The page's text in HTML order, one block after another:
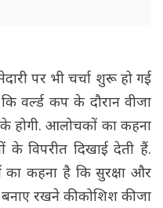
पर भी चर्चा शुरू हो गई
वर्ल्ड कप के दौरान वीजा
के होगी. आलोचकों का कहना
के विपरीत दिखाई देती हैं.
कहना है कि सुरक्षा और
रखने की कोशिश की जा